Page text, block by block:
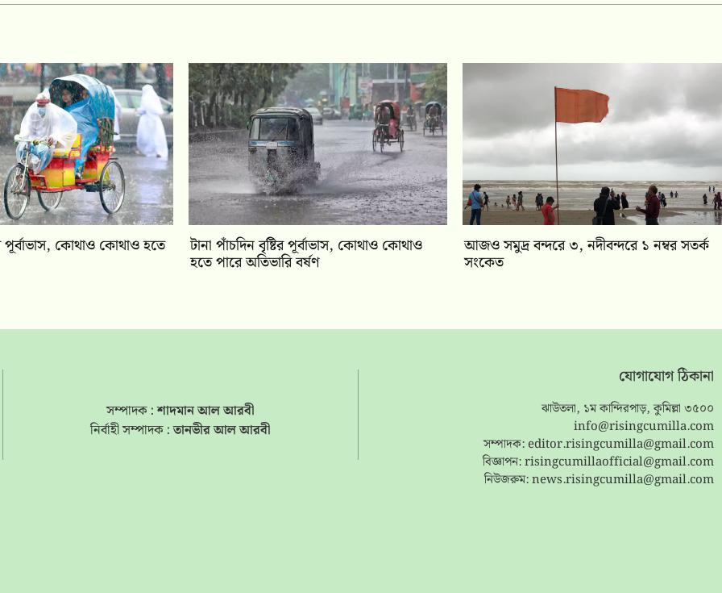
পূর্বাভাস, কোথাও কোথাও হতে টানা পাঁচদিন বৃষ্টির পূর্বাভাস, কোথাও কোথাও
হতে পারে অতিভারি বর্ষণ
আজও সমুদ্র বন্দরে ৩, নদীবন্দরে ১ নম্বর সতর্ক
সংকেত
সম্পাদক :শাদমান আল আরবী
নির্বাহী সম্পাদক :তানভীর আল আরবী
যোগাযোগ ঠিকানা
ঝাউতলা, ১ম কান্দিরপাড়, কুমিল্লা ৩৫০০
info@risingcumilla.com
সম্পাদক:editor.risingcumilla@gmail.com
বিজ্ঞাপন:risingcumillaofficial@gmail.com
নিউজরুম:news.risingcumilla@gmail.com